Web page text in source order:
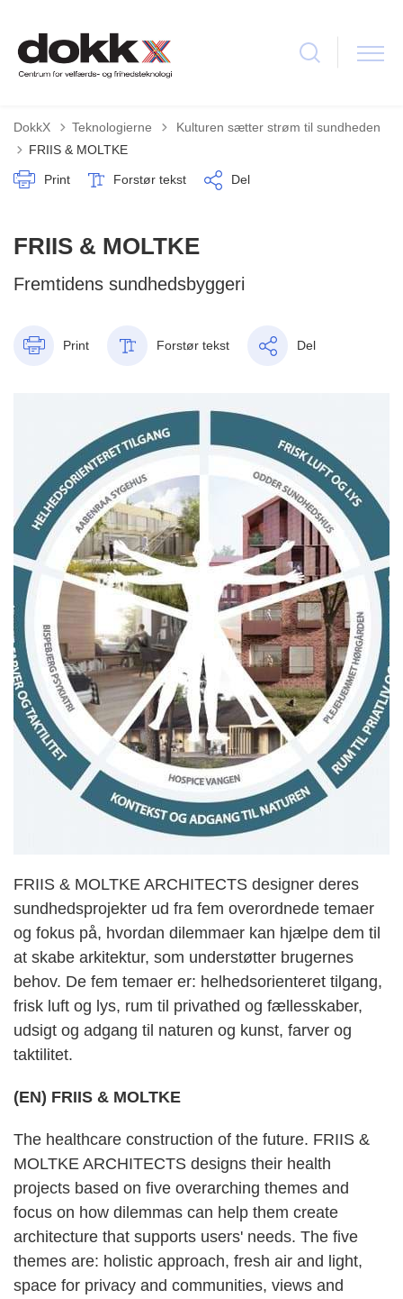
DokkX Teknologierne Tilbage til
Kulturen sætter strøm til sundheden
FRIIS & MOLTKE
Print Forstør tekst Del
FRIIS & MOLTKE
Fremtidens sundhedsbyggeri
Print Forstør tekst Del
FRIIS & MOLTKE ARCHITECTS designer deres
sundhedsprojekter ud fra fem overordnede temaer
og fokus på, hvordan dilemmaer kan hjælpe dem til
at skabe arkitektur, som understøtter brugernes
behov. De fem temaer er: helhedsorienteret tilgang,
frisk luft og lys, rum til privathed og fællesskaber,
udsigt og adgang til naturen og kunst, farver og
taktilitet.
(EN) FRIIS & MOLTKE
The healthcare construction of the future. FRIIS &
MOLTKE ARCHITECTS designs their health
projects based on five overarching themes and
focus on how dilemmas can help them create
architecture that supports users' needs. The five
themes are: holistic approach, fresh air and light,
space for privacy and communities, views and